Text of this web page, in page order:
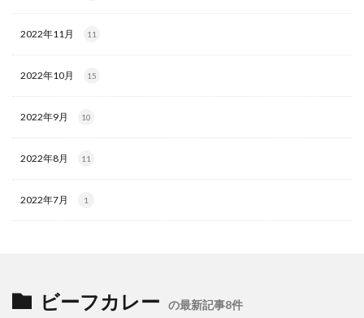
2022年11月 11
2022年10月 15
2022年9月 10
2022年8月 11
2022年7月 1
ビーフカレー の最新記事8件